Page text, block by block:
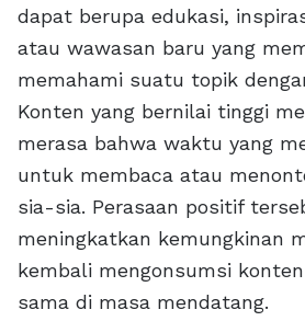
dapat berupa edukasi,
atau wawasan baru yang
memahami suatu topik
Konten yang bernilai tinggi
merasa bahwa waktu yang
untuk membaca atau
sia-sia. Perasaan positif
meningkatkan kemungkinan
kembali mengonsumsi
sama di masa mendatang.